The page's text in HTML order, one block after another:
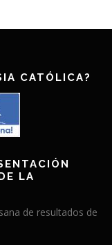
CATÓLICA?
LA
de resultados de